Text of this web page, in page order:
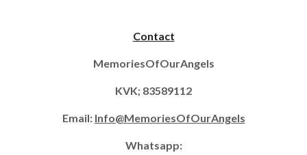
Contact
MemoriesOfOurAngels
KVK; 83589112
Email: Info@MemoriesOfOurAngels
Whatsapp: